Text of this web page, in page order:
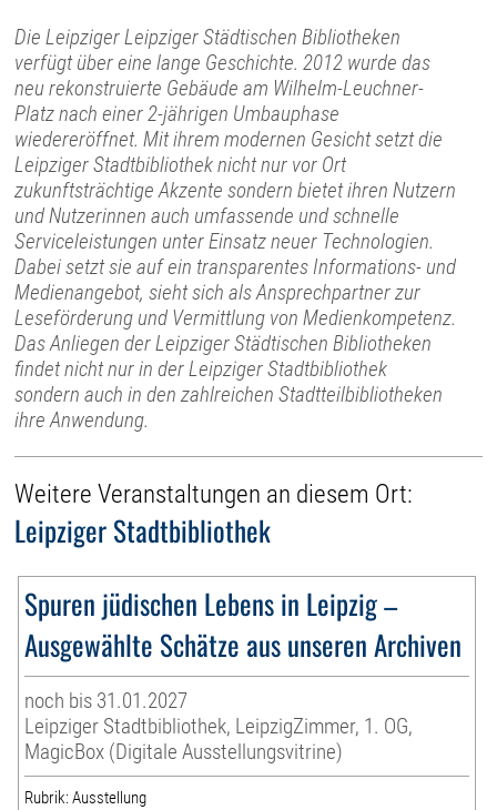
Die Leipziger Leipziger Städtischen Bibliotheken
verfügt über eine lange Geschichte. 2012 wurde das
neu rekonstruierte Gebäude am Wilhelm-Leuchner-
Platz nach einer 2-jährigen Umbauphase
wiedereröffnet. Mit ihrem modernen Gesicht setzt die
Leipziger Stadtbibliothek nicht nur vor Ort
zukunftsträchtige Akzente sondern bietet ihren Nutzern
und Nutzerinnen auch umfassende und schnelle
Serviceleistungen unter Einsatz neuer Technologien.
Dabei setzt sie auf ein transparentes Informations- und
Medienangebot, sieht sich als Ansprechpartner zur
Leseförderung und Vermittlung von Medienkompetenz.
Das Anliegen der Leipziger Städtischen Bibliotheken
findet nicht nur in der Leipziger Stadtbibliothek
sondern auch in den zahlreichen Stadtteilbibliotheken
ihre Anwendung.
Weitere Veranstaltungen an diesem Ort:
Leipziger Stadtbibliothek
Spuren jüdischen Lebens in Leipzig –
Ausgewählte Schätze aus unseren Archiven
noch bis 31.01.2027
Leipziger Stadtbibliothek, LeipzigZimmer, 1. OG,
MagicBox (Digitale Ausstellungsvitrine)
Rubrik: Ausstellung